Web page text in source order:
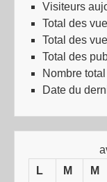
Visiteurs
Total des
Total des
Total des
Nombre
Date du
L
M M